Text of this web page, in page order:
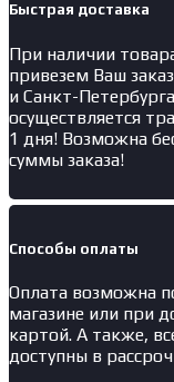
Быстрая доставка
При наличии
привезем Ваш
и Санкт-
осуществляется
1 дня! Возможна
суммы заказа!
Способы оплаты
Оплата возможна
магазине или при
картой. А также,
доступны в